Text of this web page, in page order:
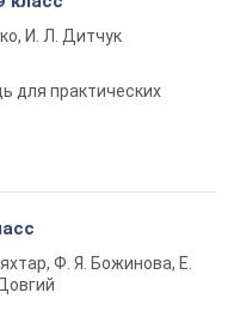
И. Л. Дитчук
для практических
Ф. Я. Божинова, Е.